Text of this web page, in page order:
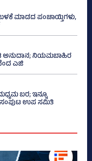
ಮಾಡದ ಪಂಚಾಯ್ತಿಗಳು,
ಅನುದಾನ; ನಿಯಮಬಾಹಿರ
ಎಜಿ
ಮಧ್ಯಮ ಬರ; ಇನ್ನೂ
ಉಪ ಸಮಿತಿ